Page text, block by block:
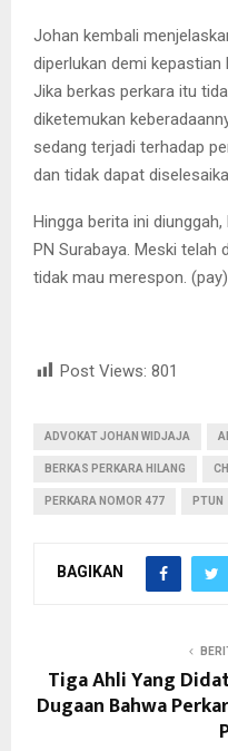
Johan kembali
diperlukan demi
Jika berkas perkara itu
diketemukan
sedang terjadi terhadap
dan tidak dapat
Hingga berita ini
PN Surabaya. Meski telah
tidak mau merespon. (pay)
Post Views: 801
ADVOKAT JOHAN WIDJAJA
BERKAS PERKARA HILANG
PERKARA NOMOR 477 PTUN
BAGIKAN
Tiga Ahli Yang
Dugaan Bahwa